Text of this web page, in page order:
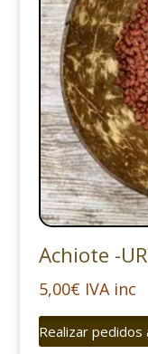
Achiote -
5,00€ IVA inc
Realizar